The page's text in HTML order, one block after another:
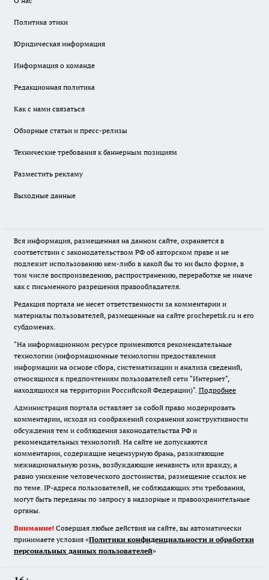
Политика этики
Юридическая информация
Информация о команде
Редакционная политика
Как с нами связаться
Обзорные статьи и пресс-релизы
Технические требования к баннерным позициям
Разместить рекламу
Выходные данные
Вся информация, размещенная на данном сайте, охраняется в
соответствии с законодательством РФ об авторском праве и не
подлежит использованию кем-либо в какой бы то ни было форме, в
том числе воспроизведению, распространению, переработке не иначе
как с письменного разрешения правообладателя.
Редакция портала не несет ответственности за комментарии и
материалы пользователей, размещенные на сайте prochepetsk.ru и его
субдоменах.
"На информационном ресурсе применяются рекомендательные
технологии (информационные технологии предоставления
информации на основе сбора, систематизации и анализа сведений,
относящихся к предпочтениям пользователей сети "Интернет",
находящихся на территории Российской Федерации)". Подробнее
Администрация портала оставляет за собой право модерировать
комментарии, исходя из соображений сохранения конструктивности
обсуждения тем и соблюдения законодательства РФ и
рекомендательных технологий. На сайте не допускаются
комментарии, содержащие нецензурную брань, разжигающие
межнациональную рознь, возбуждающие ненависть или вражду, а
равно унижение человеческого достоинства, размещение ссылок не
по теме. IP-адреса пользователей, не соблюдающих эти требования,
могут быть переданы по запросу в надзорные и правоохранительные
органы.
Внимание! Совершая любые действия на сайте, вы автоматически
принимаете условия «Политики конфиденциальности и обработки
персональных данных пользователей»